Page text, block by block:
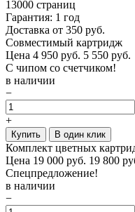
13000 страниц
Гарантия: 1 год
Доставка от 350 руб.
Совместимый картридж
Цена 4 950 руб. 5 550 руб.
С чипом со счетчиком!
в наличии
−
+
Купить В один клик
Комплект цветных
Цена 19 000 руб. 19 800
Спецпредложение!
в наличии
−